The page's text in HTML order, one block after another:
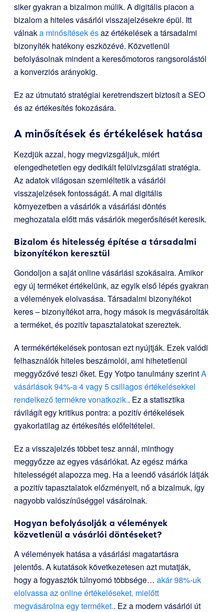
siker gyakran a bizalmon múlik. A digitális piacon a
bizalom a hiteles vásárlói visszajelzésekre épül. Itt
válnaka minősítések ésaz értékelések a társadalmi
bizonyíték hatékony eszközévé. Közvetlenül
befolyásolnak mindent a keresőmotoros rangsorolástól
a konverziós arányokig.
Ez az útmutató stratégiai keretrendszert biztosít a SEO
és az értékesítés fokozására.
A minősítések és értékelések hatása
Kezdjük azzal, hogy megvizsgáljuk, miért
elengedhetetlen egy dedikált felülvizsgálati stratégia.
Az adatok világosan szemléltetik a vásárlói
visszajelzések fontosságát. A mai digitális
környezetben a vásárlók a vásárlási döntés
meghozatala előtt más vásárlók megerősítését keresik.
Bizalom és hitelesség építése a társadalmi
bizonyítékon keresztül
Gondoljon a saját online vásárlási szokásaira. Amikor
egy új terméket értékelünk, az egyik első lépés gyakran
a vélemények elolvasása. Társadalmi bizonyítékot
keres – bizonyítékot arra, hogy mások is megvásárolták
a terméket, és pozitív tapasztalatokat szereztek.
A termékértékelések pontosan ezt nyújtják. Ezek valódi
felhasználók hiteles beszámolói, ami hihetetlenül
meggyőzővé teszi őket. Egy Yotpo tanulmány szerintA
vásárlások 94%-a 4 vagy 5 csillagos értékelésekkel
rendelkező termékre vonatkozik.. Ez a statisztika
rávilágít egy kritikus pontra: a pozitív értékelések
gyakorlatilag az értékesítés előfeltételei.
Ez a visszajelzés többet tesz annál, minthogy
meggyőzze az egyes vásárlókat. Az egész márka
hitelességét alapozza meg. Ha a leendő vásárlók látják
a pozitív tapasztalatok előzményeit, nő a bizalmuk, így
nagyobb valószínűséggel vásárolnak.
Hogyan befolyásolják a vélemények
közvetlenül a vásárlói döntéseket?
A vélemények hatása a vásárlási magatartásra
jelentős. A kutatások következetesen azt mutatják,
hogy a fogyasztók túlnyomó többsége… akár 98%-uk
elolvassa az online értékeléseket, mielőtt
megvásárolna egy terméket.. Ez a modern vásárlói út